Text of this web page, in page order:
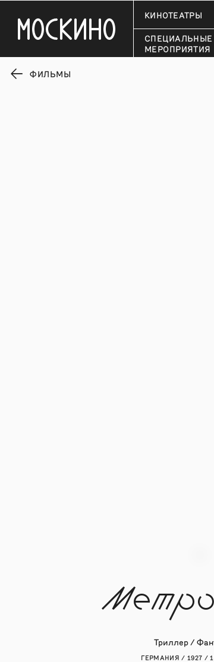
КИНОТЕАТРЫ
СПЕЦИАЛЬНЫЕ
МЕРОПРИЯТИЯ
ФИЛЬМЫ
Триллер /
ГЕРМАНИЯ / 1927 /